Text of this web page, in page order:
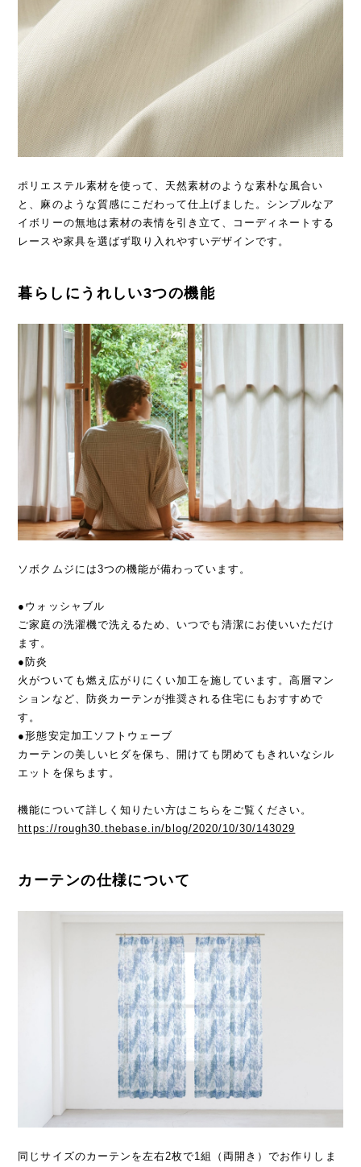
ポリエステル素材を使って、天然素材のような素朴な風合い
と、麻のような質感にこだわって仕上げました。シンプルなア
イボリーの無地は素材の表情を引き立て、コーディネートする
レースや家具を選ばず取り入れやすいデザインです。
暮らしにうれしい3つの機能
ソボクムジには3つの機能が備わっています。
●ウォッシャブル
ご家庭の洗濯機で洗えるため、いつでも清潔にお使いいただけ
ます。
●防炎
火がついても燃え広がりにくい加工を施しています。高層マン
ションなど、防炎カーテンが推奨される住宅にもおすすめで
す。
●形態安定加工ソフトウェーブ
カーテンの美しいヒダを保ち、開けても閉めてもきれいなシル
エットを保ちます。
機能について詳しく知りたい方はこちらをご覧ください。
https://rough30.thebase.in/blog/2020/10/30/143029
カーテンの仕様について
同じサイズのカーテンを左右2枚で1組（両開き）でお作りしま